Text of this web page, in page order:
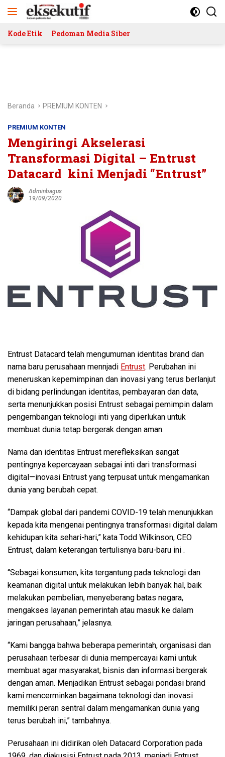
Kode Etik Pedoman Media Siber
Beranda PREMIUM KONTEN
PREMIUM KONTEN
Mengiringi Akselerasi
Transformasi Digital – Entrust
Datacard kini Menjadi “Entrust”
Adminbagus
19/09/2020
Entrust Datacard telah mengumuman identitas brand dan
nama baru perusahaan mennjadi Entrust. Perubahan ini
meneruskan kepemimpinan dan inovasi yang terus berlanjut
di bidang perlindungan identitas, pembayaran dan data,
serta menunjukkan posisi Entrust sebagai pemimpin dalam
pengembangan teknologi inti yang diperlukan untuk
membuat dunia tetap bergerak dengan aman.
Nama dan identitas Entrust merefleksikan sangat
pentingnya kepercayaan sebagai inti dari transformasi
digital—inovasi Entrust yang terpusat untuk mengamankan
dunia yang berubah cepat.
“Dampak global dari pandemi COVID-19 telah menunjukkan
kepada kita mengenai pentingnya transformasi digital dalam
kehidupan kita sehari-hari,” kata Todd Wilkinson, CEO
Entrust, dalam keterangan tertulisnya baru-baru ini .
“Sebagai konsumen, kita tergantung pada teknologi dan
keamanan digital untuk melakukan lebih banyak hal, baik
melakukan pembelian, menyeberang batas negara,
mengakses layanan pemerintah atau masuk ke dalam
jaringan perusahaan,” jelasnya.
“Kami bangga bahwa beberapa pemerintah, organisasi dan
perusahaan terbesar di dunia mempercayai kami untuk
membuat agar masyarakat, bisnis dan informasi bergerak
dengan aman. Menjadikan Entrust sebagai pondasi brand
kami mencerminkan bagaimana teknologi dan inovasi
memiliki peran sentral dalam mengamankan dunia yang
terus berubah ini,” tambahnya.
Perusahaan ini didirikan oleh Datacard Corporation pada